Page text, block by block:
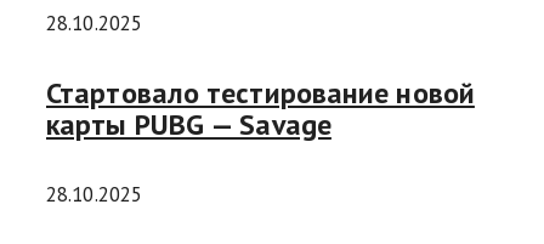
28.10.2025
Стартовало тестирование новой
карты PUBG — Savage
28.10.2025